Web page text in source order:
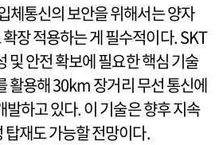
체통신의 보안을 위해서는 양자
장 적용하는 게 필수적이다. SKT
및 안전 확보에 필요한 핵심 기술
활용해 30km 장거리 무선 통신에
하고 있다. 이 기술은 향후 지속
탑재도 가능할 전망이다.